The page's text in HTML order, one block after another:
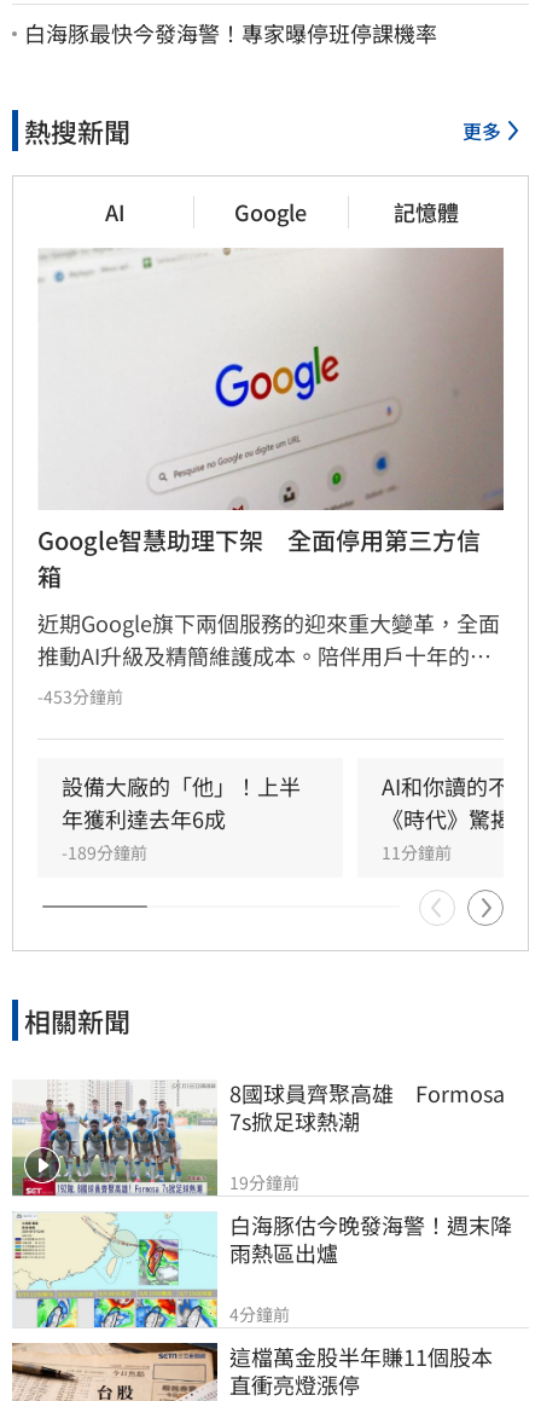
白海豚最快今發海警！專家曝停班停課機率
熱搜新聞 更多
AI Google 記憶體
Google智慧助理下架　全面停用第三方信
箱
近期Google旗下兩個服務的迎來重大變革，全面
推動AI升級及精簡維護成本。陪伴用戶十年的
Google 助理將退場，同時也預告Gmail將全面停
-453分鐘前
設備大廠的「他」！上半
年獲利達去年6成
-189分鐘前
AI和你讀的不同
《時代》驚揭1
11分鐘前
相關新聞
8國球員齊聚高雄　Formosa
7s掀足球熱潮
19分鐘前
白海豚估今晚發海警！週末降
雨熱區出爐
4分鐘前
這檔萬金股半年賺11個股本
直衝亮燈漲停